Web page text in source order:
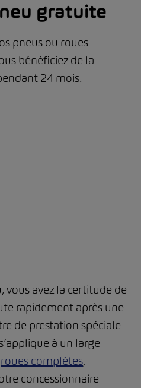
gratuite
pneus ou roues
bénéficiez de la
24 mois.
vous avez la certitude de
rapidement après une
de prestation spéciale
à un large
roues complètes,
concessionnaire